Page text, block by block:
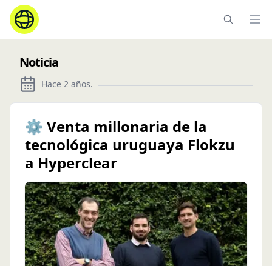
Noticia
Hace 2 años.
⚙️ Venta millonaria de la
tecnológica uruguaya Flokzu
a Hyperclear